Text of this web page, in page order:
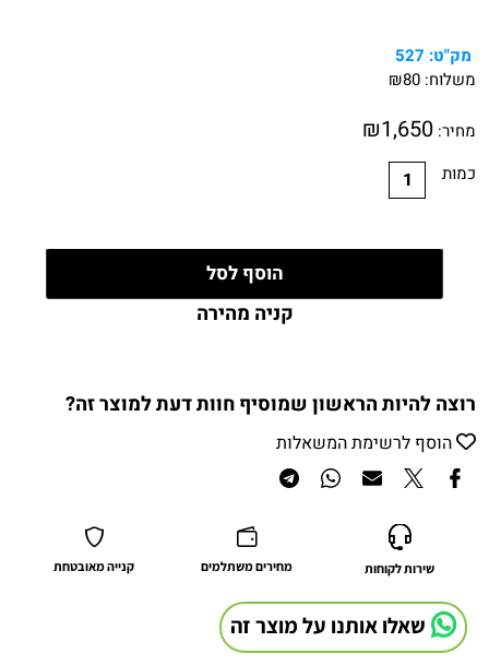
מק"ט: 527
משלוח:
₪80
מחיר: ₪1,650
כמות
הוסף לסל
קניה מהירה
רוצה להיות הראשון שמוסיף חוות דעת למוצר זה?
הוסף לרשימת המשאלות
שירות לקוחות מחירים משתלמים קנייה מאובטחת
שאלו אותנו על מוצר זה